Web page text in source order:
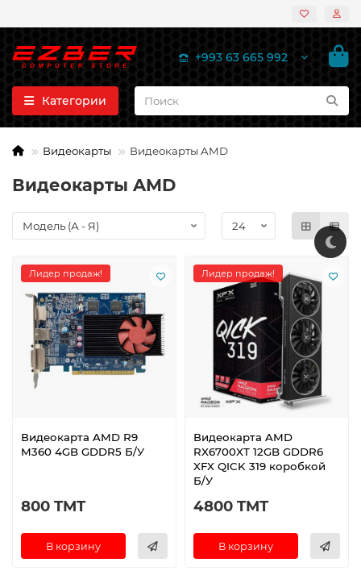
+993 63 665 992
Категории
Видеокарты Видеокарты AMD
Видеокарты AMD
Лидер продаж!
Видеокарта AMD R9
M360 4GB GDDR5 Б/У
800 TMT
В корзину
Лидер продаж!
Видеокарта AMD
RX6700XT 12GB GDDR6
XFX QICK 319 коробкой
Б/У
4800 TMT
В корзину